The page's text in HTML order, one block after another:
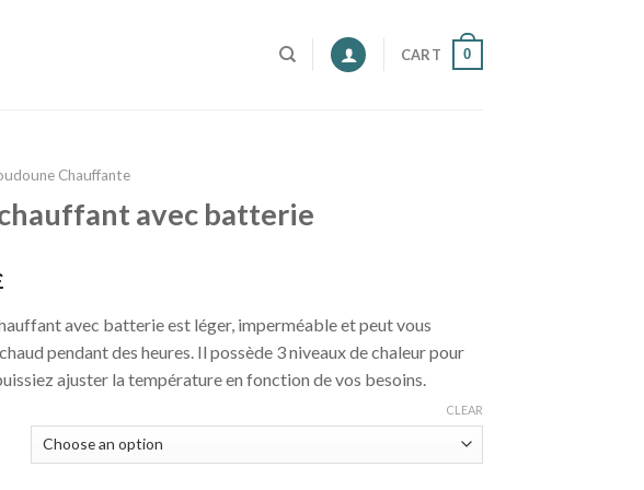
CART 0
Chauffante
avec batterie
avec batterie est léger, imperméable et peut vous
pendant des heures. Il possède 3 niveaux de chaleur pour
ajuster la température en fonction de vos besoins.
CLEAR